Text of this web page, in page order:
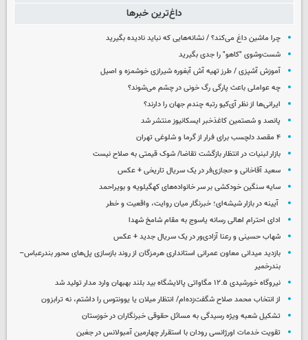
داغ‌ترین خبرها
چرا ماشین داغ می‌کند؟ / نشانه‌هایی که نباید نادیده بگیرید
شست‌وشوی "کاهو" را جدی بگیرید
آموزش آشپزی / طرز تهیه آش آبغوره شیرازی خوشمزه و اصیل
چه عواملی باعث پارگی رگ خونی در چشم می‌شوند؟
ایرانی‌ها از نظر آی‌کیو رتبه چندم جهان را دارند؟
پانصد و شصتمین کاغذخبر ایسکانیوز منتشر شد
۴ مقصد دلچسب برای فرار از گرما و شلوغی تهران
بازار لبنیات در انتظار بازگشت تقاضا/ شوک قیمتی به صلاح نیست
سعید آقاخانی و حجازی‌فر در یک سریال تاریخی + عکس
سایه سنگین خودکشی بر سر خانواده‌های کهگیلویه و بویراحمد
آیینه در بازار شیشه‌ای؛ خبرنگار میان روایت، واقعیت و خطر
ادای احترام اهالی رسانه یاسوج به مقام شامخ شهدا
شهاب حسینی و رعنا آزادی‌ور در یک سریال جدید + عکس
بازدید میدانی معاون عمرانی استانداری هرمزگان از روند بازسازی پل‌های محور بندرعباس–
بندرخمیر
نیروگاه خورشیدی ۱۲.۵ مگاواتی پالایشگاه بید بلند بهبهان وارد مدار تولید شد
از انتخاب محمد صلاح شگفت‌زده‌ام/ انتظار میلان یا یوونتوس را داشتم، نه ترابزون
تشکیل شعبه ویژه رسیدگی به مسائل حقوقی خبرنگاران در خوزستان
تقویت خدمات اورژانسی رودان با استقرار چهارمین آمبولانس در جغین